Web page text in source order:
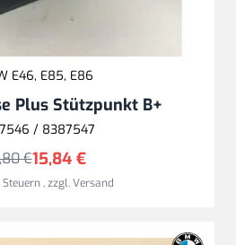
E46, E85, E86
Plus Stützpunkt B+
/ 8387547
15,84 €
€
Steuern,zzgl.Versand